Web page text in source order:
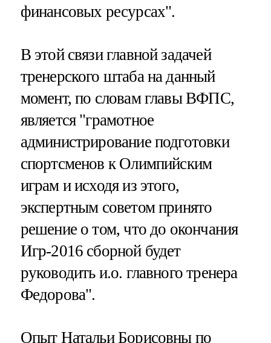
финансовых ресурсах".
В этой связи главной задачей
тренерского штаба на данный
момент, по словам главы ВФПС,
является "грамотное
администрирование подготовки
спортсменов к Олимпийским
играм и исходя из этого,
экспертным советом принято
решение о том, что до окончания
Игр-2016 сборной будет
руководить и.о. главного тренера
Федорова".
Опыт Натальи Борисовны по